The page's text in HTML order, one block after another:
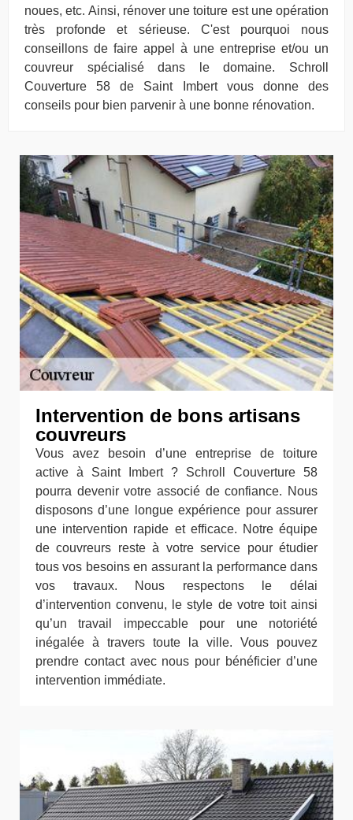
noues, etc. Ainsi, rénover une toiture est une opération
très profonde et sérieuse. C'est pourquoi nous
conseillons de faire appel à une entreprise et/ou un
couvreur spécialisé dans le domaine. Schroll
Couverture 58 de Saint Imbert vous donne des
conseils pour bien parvenir à une bonne rénovation.
Intervention de bons artisans
couvreurs
Vous avez besoin d’une entreprise de toiture
active à Saint Imbert ? Schroll Couverture 58
pourra devenir votre associé de confiance. Nous
disposons d’une longue expérience pour assurer
une intervention rapide et efficace. Notre équipe
de couvreurs reste à votre service pour étudier
tous vos besoins en assurant la performance dans
vos travaux. Nous respectons le délai
d’intervention convenu, le style de votre toit ainsi
qu’un travail impeccable pour une notoriété
inégalée à travers toute la ville. Vous pouvez
prendre contact avec nous pour bénéficier d’une
intervention immédiate.